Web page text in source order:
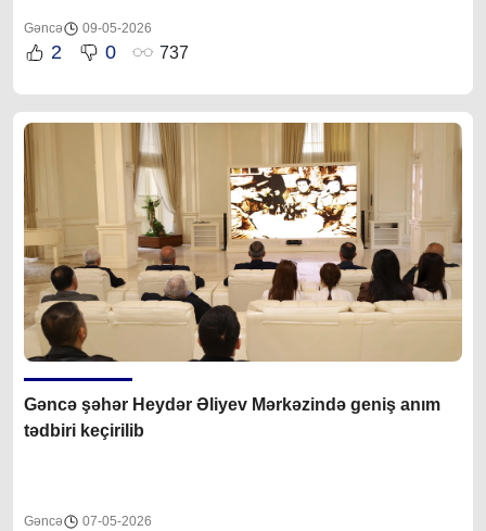
Gəncə 09-05-2026
2 0 737
Gəncə şəhər Heydər Əliyev Mərkəzində geniş anım
tədbiri keçirilib
Gəncə 07-05-2026